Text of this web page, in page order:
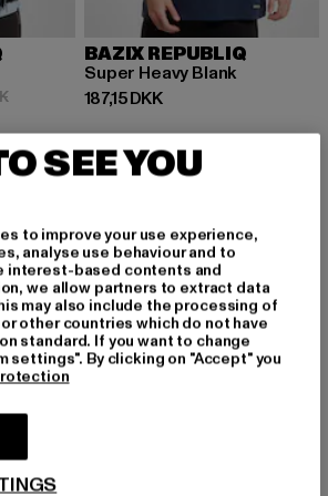
DKK
Kampagnepris: 393,00 DKK
BAZIX REPUBLIQ
Super Heavy Blank
187,15 DKK
Nuværende pris: 187,15 DKK
SEE YOU
to improve your use experience,
analyse use behaviour and to
interest-based contents and
we allow partners to extract data
may also include the processing of
other countries which do not have
standard. If you want to change
settings". By clicking on "Accept" you